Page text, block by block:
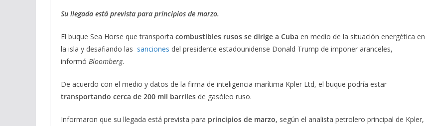
ac
e
b
o
o
k
el
e
gr
a
m
at
s
A
p
m
ai
l
o
m
p
ar
r
Su llegada está prevista para principios de marzo.
El buque Sea Horse que transporta combustibles rusos se dirige a Cuba en medio de la situación energética en
la isla y desafiando las sanciones del presidente estadounidense Donald Trump de imponer aranceles,
informó Bloomberg.
De acuerdo con el medio y datos de la firma de inteligencia marítima Kpler Ltd, el buque podría estar
transportando cerca de 200 mil barriles de gasóleo ruso.
Informaron que su llegada está prevista para principios de marzo, según el analista petrolero principal de Kpler,